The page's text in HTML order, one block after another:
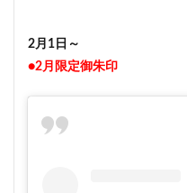
2月1日～
●2月限定御朱印